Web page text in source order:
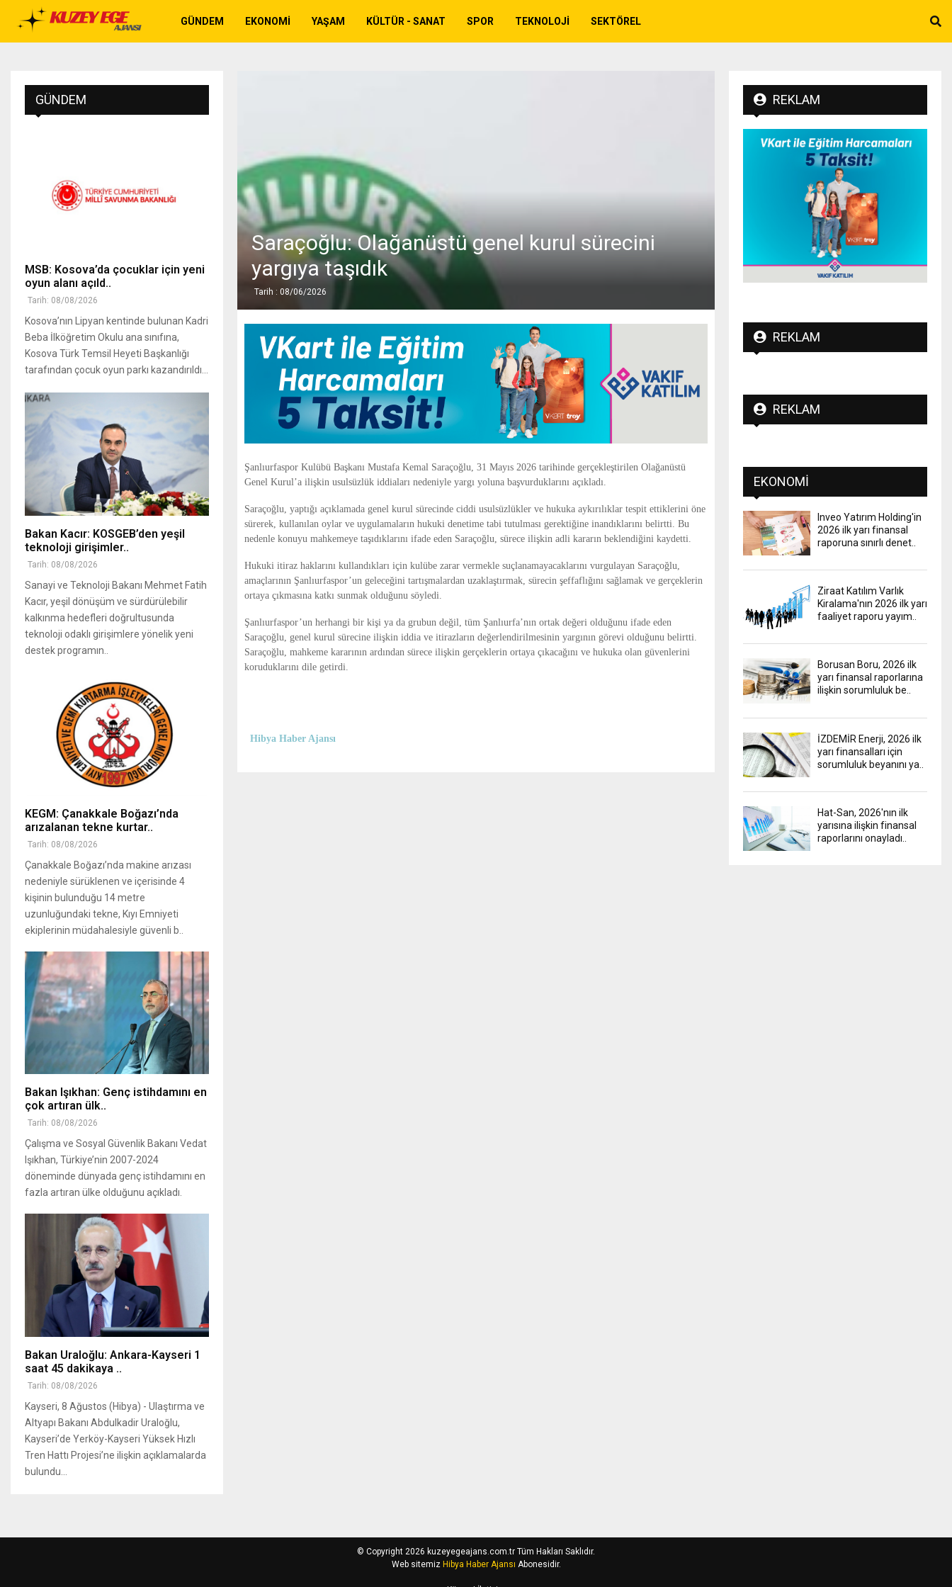
GÜNDEM EKONOMI YAŞAM KÜLTÜR - SANAT SPOR TEKNOLOJI SEKTÖREL
Saraçoğlu: Olağanüstü genel kurul sürecini
yargıya taşıdık
Tarih : 08/06/2026
Şanlıurfaspor Kulübü Başkanı Mustafa Kemal Saraçoğlu , 31 Mayıs 2026 tarihinde gerçekleştirilen Olağanüstü
Genel Kurul’a ilişkin usulsüzlük iddiaları nedeniyle yargı yoluna başvurduklarını açıkladı.
Saraçoğlu, yaptığı açıklamada genel kurul sürecinde ciddi usulsüzlükler ve hukuka aykırılıklar tespit ettiklerini öne
sürerek, kullanılan oylar ve uygulamaların hukuki denetime tabi tutulması gerektiğine inandıklarını belirtti. Bu
nedenle konuyu mahkemeye taşıdıklarını ifade eden Saraçoğlu, sürece ilişkin adli kararın beklendiğini kaydetti.
Hukuki itiraz haklarını kullandıkları için kulübe zarar vermekle suçlanamayacaklarını vurgulayan Saraçoğlu,
amaçlarının Şanlıurfaspor’un geleceğini tartışmalardan uzaklaştırmak, sürecin şeffaflığını sağlamak ve gerçeklerin
ortaya çıkmasına katkı sunmak olduğunu söyledi.
Şanlıurfaspor’un herhangi bir kişi ya da grubun değil, tüm Şanlıurfa’nın ortak değeri olduğunu ifade eden
Saraçoğlu, genel kurul sürecine ilişkin iddia ve itirazların değerlendirilmesinin yargının görevi olduğunu belirtti.
Saraçoğlu, mahkeme kararının ardından sürece ilişkin gerçeklerin ortaya çıkacağını ve hukuka olan güvenlerini
koruduklarını dile getirdi.
Hibya Haber Ajansı
GÜNDEM
MSB: Kosova’da çocuklar için yeni
oyun alanı açıld..
Tarih: 08/08/2026
Kosova’nın Lipyan kentinde bulunan Kadri
Beba İlköğretim Okulu ana sınıfına,
Kosova Türk Temsil Heyeti Başkanlığı
tarafından çocuk oyun parkı kazandırıldı...
Bakan Kacır: KOSGEB’den yeşil
teknoloji girişimler..
Tarih: 08/08/2026
Sanayi ve Teknoloji Bakanı Mehmet Fatih
Kacır, yeşil dönüşüm ve sürdürülebilir
kalkınma hedefleri doğrultusunda
teknoloji odaklı girişimlere yönelik yeni
destek programın..
KEGM: Çanakkale Boğazı’nda
arızalanan tekne kurtar..
Tarih: 08/08/2026
Çanakkale Boğazı’nda makine arızası
nedeniyle sürüklenen ve içerisinde 4
kişinin bulunduğu 14 metre
uzunluğundaki tekne, Kıyı Emniyeti
ekiplerinin müdahalesiyle güvenli b..
Bakan Işıkhan: Genç istihdamını en
çok artıran ülk..
Tarih: 08/08/2026
Çalışma ve Sosyal Güvenlik Bakanı Vedat
Işıkhan, Türkiye’nin 2007-2024
döneminde dünyada genç istihdamını en
fazla artıran ülke olduğunu açıkladı.
Bakan Uraloğlu: Ankara-Kayseri 1
saat 45 dakikaya ..
Tarih: 08/08/2026
Kayseri, 8 Ağustos (Hibya) - Ulaştırma ve
Altyapı Bakanı Abdulkadir Uraloğlu,
Kayseri’de Yerköy-Kayseri Yüksek Hızlı
Tren Hattı Projesi’ne ilişkin açıklamalarda
bulundu...
REKLAM
REKLAM
REKLAM
EKONOMI
Inveo Yatırım Holding'in
2026 ilk yarı finansal
raporuna sınırlı denet..
Ziraat Katılım Varlık
Kiralama'nın 2026 ilk yarı
faaliyet raporu yayım..
Borusan Boru, 2026 ilk
yarı finansal raporlarına
ilişkin sorumluluk be..
İZDEMİR Enerji, 2026 ilk
yarı finansalları için
sorumluluk beyanını ya..
Hat-San, 2026'nın ilk
yarısına ilişkin finansal
raporlarını onayladı..
© Copyright 2026 kuzeyegeajans.com.tr Tüm Hakları Saklıdır.
Web sitemiz Hibya Haber Ajansı Abonesidir.